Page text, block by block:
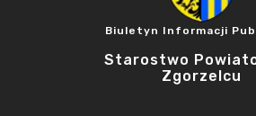
Biuletyn Informacji
Starostwo
Zgorzelcu